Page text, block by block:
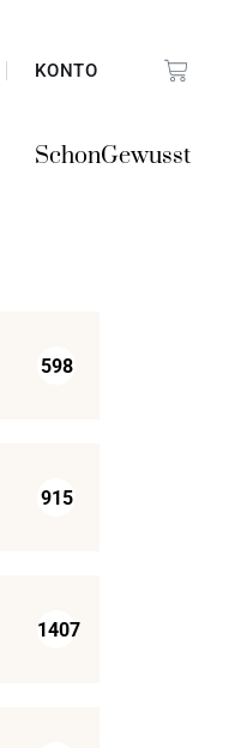
KONTO
SchonGewusst
598
915
1407